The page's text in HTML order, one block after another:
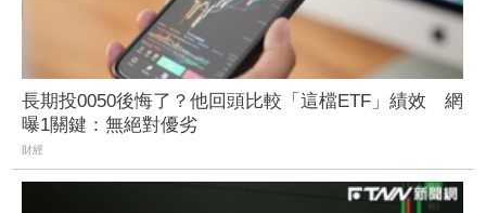
長期投0050後悔了？他回頭比較「這檔ETF」績效 網
曝1關鍵：無絕對優劣
財經